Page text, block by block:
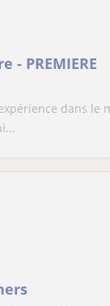
- PREMIERE
dans le